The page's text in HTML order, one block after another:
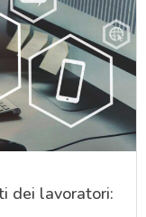
dei lavoratori: